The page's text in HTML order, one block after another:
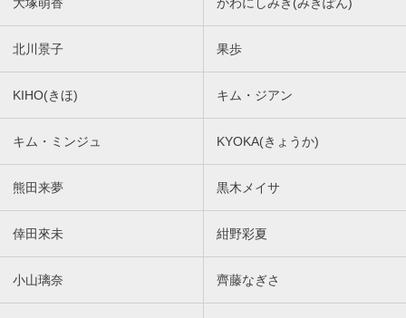
北川景子 果歩
KIHO(きほ) キム・ジアン
キム・ミンジュ KYOKA(きょうか)
熊田来夢 黒木メイサ
倖田來未 紺野彩夏
小山璃奈 齊藤なぎさ